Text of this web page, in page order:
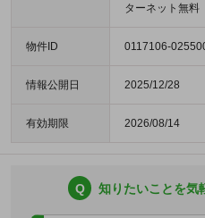
ターネット無料
物件ID 0117106-
情報公開日 2025/12/28
有効期限 2026/08/14
Q 知りたいことを気